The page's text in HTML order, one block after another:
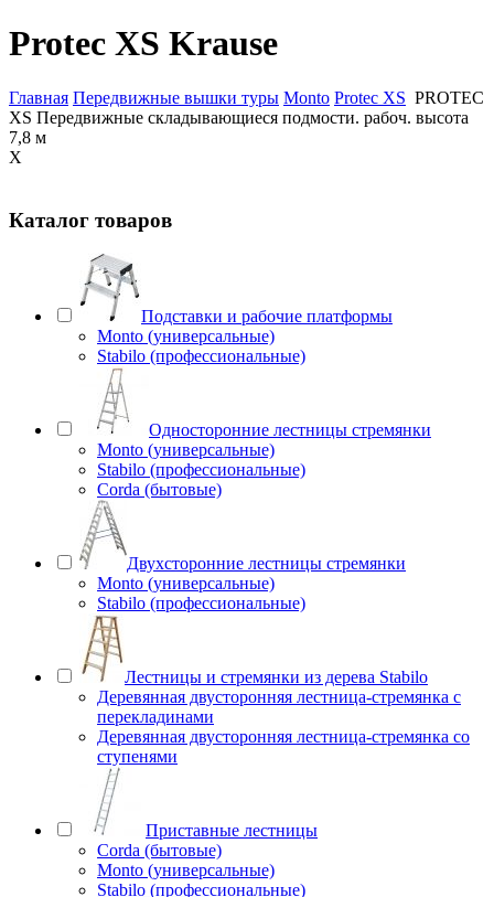
Protec XS Krause
Главная Передвижные вышки туры Monto Protec XS PROTEC
XS Передвижные складывающиеся подмости. рабоч. высота
7,8 м
X
Каталог товаров
Подставки и рабочие платформы
Monto (универсальные)
Stabilo (профессиональные)
Односторонние лестницы стремянки
Monto (универсальные)
Stabilo (профессиональные)
Corda (бытовые)
Двухсторонние лестницы стремянки
Monto (универсальные)
Stabilo (профессиональные)
Лестницы и стремянки из дерева Stabilo
Деревянная двусторонняя лестница-стремянка с
перекладинами
Деревянная двусторонняя лестница-стремянка со
ступенями
Приставные лестницы
Corda (бытовые)
Monto (универсальные)
Stabilo (профессиональные)